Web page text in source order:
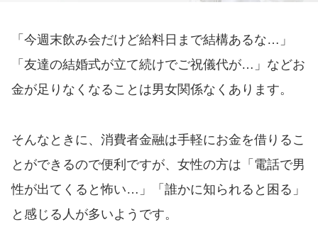
便利なコンテンツ
カードローン診断
カードローンQ&A
リボ払いをそのまま払いきると
「今週末飲み会だけど給料日まで結構あるな…」
「友達の結婚式が立て続けでご祝儀代が…」などお
金が足りなくなることは男女関係なくあります。
そんなときに、消費者金融は手軽にお金を借りるこ
とができるので便利ですが、女性の方は「電話で男
性が出てくると怖い…」「誰かに知られると困る」
と感じる人が多いようです。